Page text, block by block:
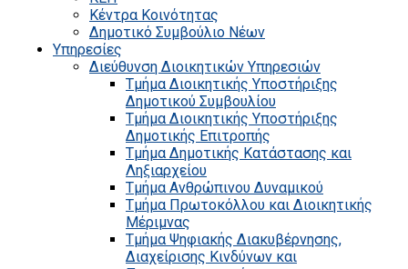
Κέντρα Κοινότητας
Δημοτικό Συμβούλιο Νέων
Υπηρεσίες
Διεύθυνση Διοικητικών Υπηρεσιών
Τμήμα Διοικητικής Υποστήριξης
Δημοτικού Συμβουλίου
Τμήμα Διοικητικής Υποστήριξης
Δημοτικής Επιτροπής
Τμήμα Δημοτικής Κατάστασης και
Ληξιαρχείου
Τμήμα Ανθρώπινου Δυναμικού
Τμήμα Πρωτοκόλλου και Διοικητικής
Μέριμνας
Τμήμα Ψηφιακής Διακυβέρνησης,
Διαχείρισης Κινδύνων και